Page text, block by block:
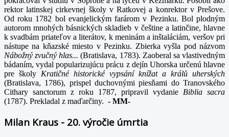
rektor latinskej cirkevnej školy v Ratkovej a konrektor v Prešove.
Od roku 1782 bol evanjelickým farárom v Pezinku. Bol plodným
autorom mnohých básnických skladieb v češtine a latinčine, hlavne
k svadbám priateľov a literátov, k meninám a inštaláciám, veršov pri
nástupe na kňazské miesto v Pezinku. Zbierka vyšla pod názvom
Nábožný zvučný hlas...(Bratislava, 1783). Zaoberal sa vlastivedným
bádaním, vydal popularizujúcu prácu z dejín Uhorska určenú hlavne
pre školy Kratičné historické vypsání knížat a králů uherských
(Bratislava, 1786), prispel duchovnými piesňami do Tranovského
Cithary sanctorum z roku 1787, pripravil vydanie Biblia sacra
(1787). Prekladal z maďarčiny. - MM-
Milan Kraus - 20. výročie úmrtia